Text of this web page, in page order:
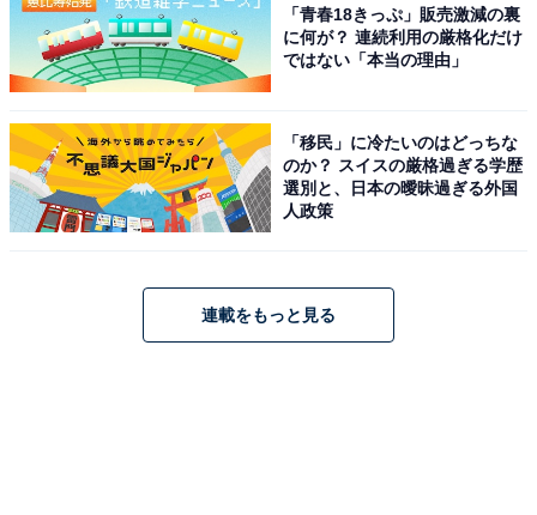
「青春18きっぷ」販売激減の裏
に何が？ 連続利用の厳格化だけ
ではない「本当の理由」
「移民」に冷たいのはどっちな
のか？ スイスの厳格過ぎる学歴
選別と、日本の曖昧過ぎる外国
人政策
連載をもっと見る